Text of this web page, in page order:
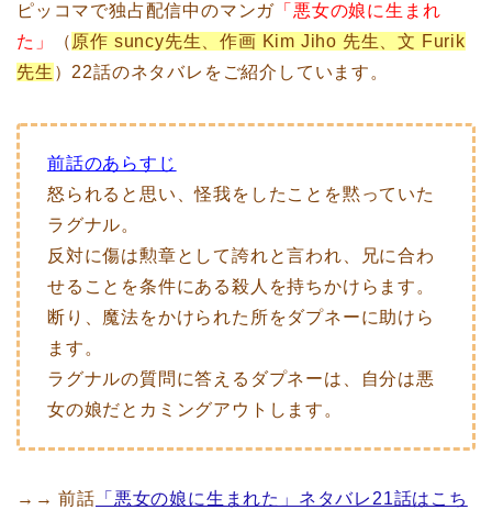
ピッコマで独占配信中のマンガ 「悪女の娘に生まれ
た」
（ 原作 suncy先生、作画 Kim Jiho 先生、文 Furik
先生 ）22話のネタバレをご紹介しています。
前話のあらすじ
怒られると思い、怪我をしたことを黙っていた
ラグナル。
反対に傷は勲章として誇れと言われ、兄に合わ
せることを条件にある殺人を持ちかけらます。
断り、魔法をかけられた所をダプネーに助けら
ます。
ラグナルの質問に答えるダプネーは、自分は悪
女の娘だとカミングアウトします。
→→ 前話 「悪女の娘に生まれた」ネタバレ21話はこち